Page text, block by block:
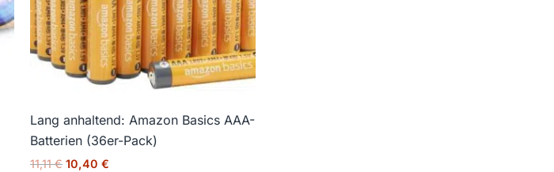
Lang anhaltend: Amazon Basics AAA-
Batterien (36er-Pack)
11,11€ 10,40 €